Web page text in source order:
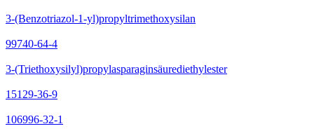
3-(Benzotriazol-1-yl)propyltrimethoxysilan
99740-64-4
3-(Triethoxysilyl)propylasparaginsäurediethylester
15129-36-9
106996-32-1